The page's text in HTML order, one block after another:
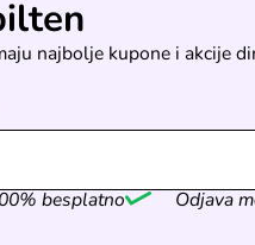
najbolje kupone i akcije
besplatno Odjava